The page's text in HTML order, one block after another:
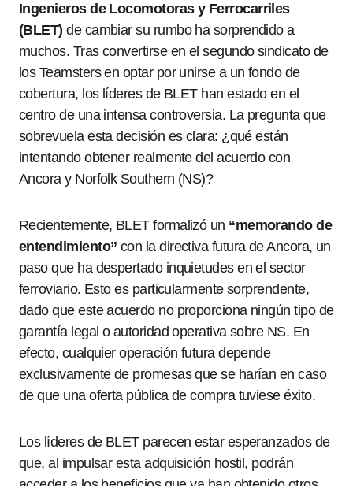
Ingenieros de Locomotoras y Ferrocarriles
(BLET) de cambiar su rumbo ha sorprendido a
muchos. Tras convertirse en el segundo sindicato de
los Teamsters en optar por unirse a un fondo de
cobertura, los líderes de BLET han estado en el
centro de una intensa controversia. La pregunta que
sobrevuela esta decisión es clara: ¿qué están
intentando obtener realmente del acuerdo con
Ancora y Norfolk Southern (NS)?
Recientemente, BLET formalizó un “memorando de
entendimiento” con la directiva futura de Ancora, un
paso que ha despertado inquietudes en el sector
ferroviario. Esto es particularmente sorprendente,
dado que este acuerdo no proporciona ningún tipo de
garantía legal o autoridad operativa sobre NS. En
efecto, cualquier operación futura depende
exclusivamente de promesas que se harían en caso
de que una oferta pública de compra tuviese éxito.
Los líderes de BLET parecen estar esperanzados de
que, al impulsar esta adquisición hostil, podrán